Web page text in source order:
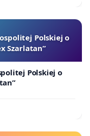
Polskiej o
Szarlatan”
Polskiej o